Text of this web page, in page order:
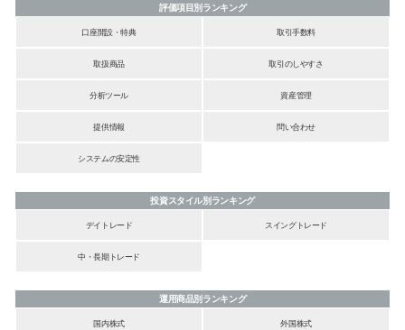
評価項目別ランキング
口座開設・特典
取引手数料
取扱商品 取引のしやすさ
分析ツール 資産管理
提供情報 問い合わせ
システムの安定性
投資スタイル別ランキング
デイトレード
スイングトレード
中・長期トレード
運用商品別ランキング
国内株式
外国株式